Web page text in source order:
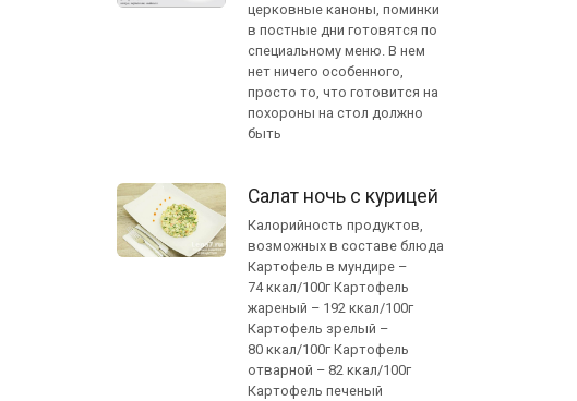
церковные каноны, поминки
в постные дни готовятся по
специальному меню. В нем
нет ничего особенного,
просто то, что готовится на
похороны на стол должно
быть
Салат ночь с курицей
Калорийность продуктов,
возможных в составе блюда
Картофель в мундире –
74 ккал/100г Картофель
жареный – 192 ккал/100г
Картофель зрелый –
80 ккал/100г Картофель
отварной – 82 ккал/100г
Картофель печеный